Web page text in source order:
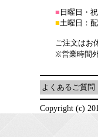
■ 日曜日・
■土曜日：
ご注文はお
※営業時間
よくあるご質問
Copyright (c)